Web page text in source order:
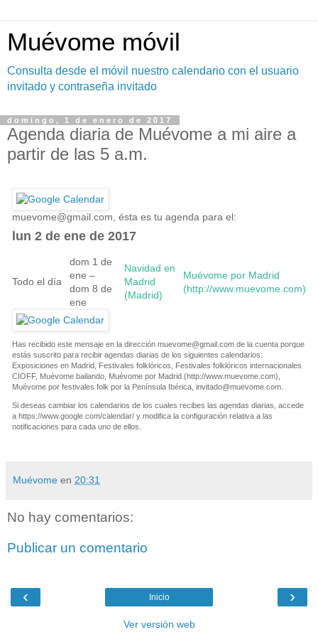
Muévome móvil
Consulta desde el móvil nuestro calendario con el usuario
invitado y contraseña invitado
domingo, 1 de enero de 2017
Agenda diaria de Muévome a mi aire a
partir de las 5 a.m.
muevome@gmail.com , ésta es tu agenda para el:
lun 2 de ene de 2017
Todo el día
dom 1 de
ene –
dom 8 de
ene
Navidad en
Madrid
(Madrid)
Muévome por Madrid
(http://www.muevome.com)
Has recibido este mensaje en la dirección muevome@gmail.com de la cuenta porque
estás suscrito para recibir agendas diarias de los siguientes calendarios:
Exposiciones en Madrid, Festivales folklóricos, Festivales folklóricos internacionales
CIOFF, Muévome bailando, Muévome por Madrid (http://www.muevome.com),
Muévome por festivales folk por la Península Ibérica, invitado@muevome.com
Si deseas cambiar los calendarios de los cuales recibes las agendas diarias, accede
a https://www.google.com/calendar/ y modifica la configuración relativa a las
notificaciones para cada uno de ellos.
Muévome en 20:31
No hay comentarios:
Publicar un comentario
‹ ›
Inicio
Ver versión web